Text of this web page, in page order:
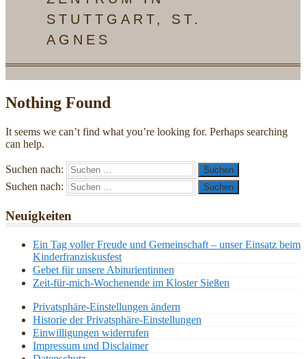
STUTTGART, ST.
AGNES
Nothing Found
It seems we can’t find what you’re looking for. Perhaps searching
can help.
Suchen nach:
Suchen nach:
Neuigkeiten
Ein Tag voller Freude und Gemeinschaft – unser Einsatz beim
Kinderfranziskusfest
Gebet für unsere Abiturientinnen
Zeit-für-mich-Wochenende im Kloster Sießen
Privatsphäre-Einstellungen ändern
Historie der Privatsphäre-Einstellungen
Einwilligungen widerrufen
Impressum und Disclaimer